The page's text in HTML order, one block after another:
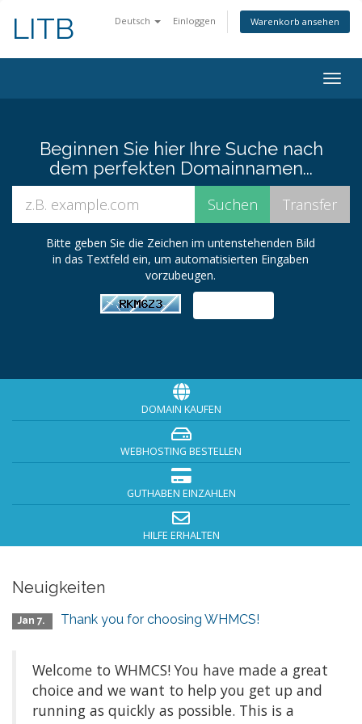
Deutsch Einloggen Warenkorb ansehen
LITB
ein-/
Beginnen Sie hier Ihre Suche nach
dem perfekten Domainnamen...
Bitte geben Sie die Zeichen im untenstehenden Bild
in das Textfeld ein, um automatisierten Eingaben
vorzubeugen.
DOMAIN KAUFEN
WEBHOSTING BESTELLEN
GUTHABEN EINZAHLEN
HILFE ERHALTEN
Neuigkeiten
Jan 7. Thank you for choosing WHMCS!
Welcome to WHMCS! You have made a great
choice and we want to help you get up and
running as quickly as possible. This is a